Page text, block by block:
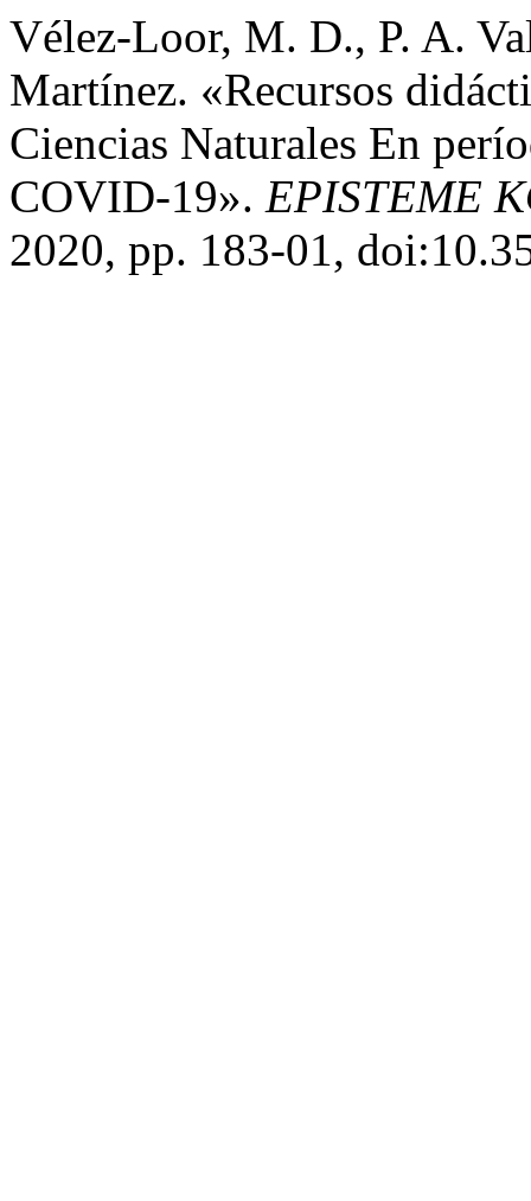
Vélez-Loor, M. D., P. A.
Martínez. «Recursos
Ciencias Naturales En
COVID-19». EPISTEME
2020, pp. 183-01,